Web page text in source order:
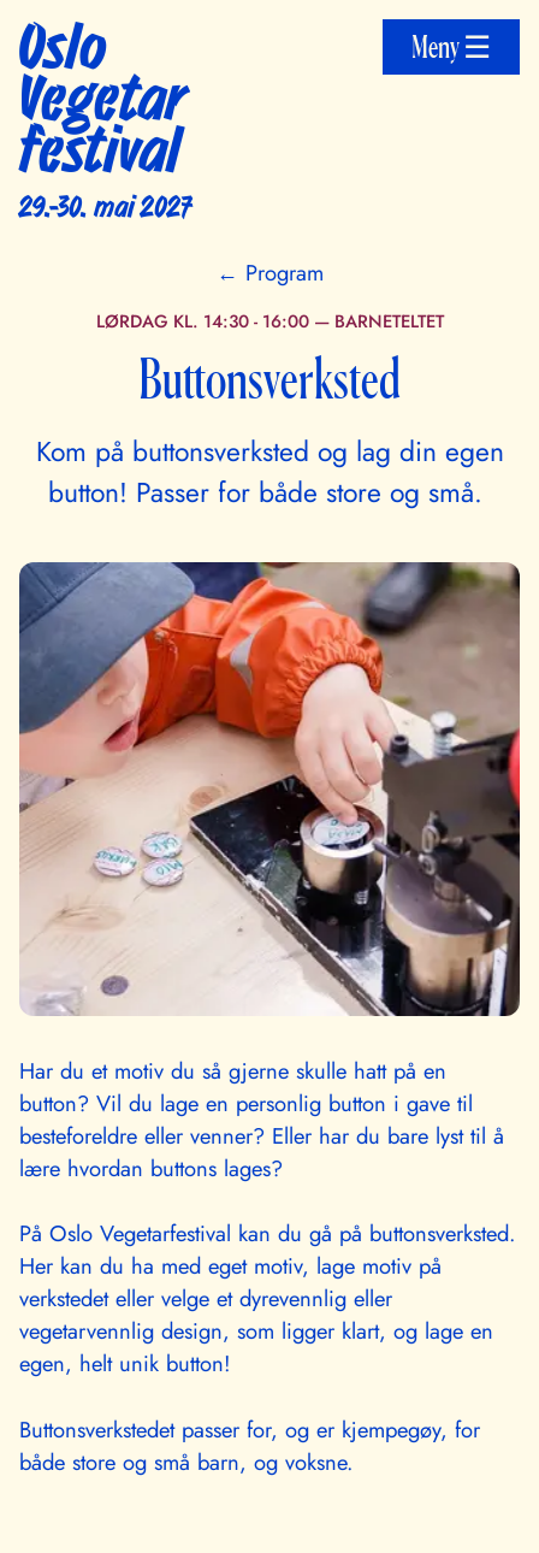
Oslo
Vegetar
festival
29.-30. mai 2027
Meny ☰
← Program
LØRDAG KL. 14:30 - 16:00 — BARNETELTET
Buttonsverksted
Kom på buttonsverksted og lag din egen
button! Passer for både store og små.
Har du et motiv du så gjerne skulle hatt på en
button? Vil du lage en personlig button i gave til
besteforeldre eller venner? Eller har du bare lyst til å
lære hvordan buttons lages?
På Oslo Vegetarfestival kan du gå på buttonsverksted.
Her kan du ha med eget motiv, lage motiv på
verkstedet eller velge et dyrevennlig eller
vegetarvennlig design, som ligger klart, og lage en
egen, helt unik button!
Buttonsverkstedet passer for, og er kjempegøy, for
både store og små barn, og voksne.